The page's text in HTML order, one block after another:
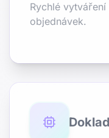
Rychlé
objednávek.